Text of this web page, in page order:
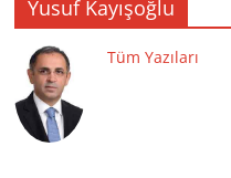
Yusuf Kayışoğlu
Tüm Yazıları